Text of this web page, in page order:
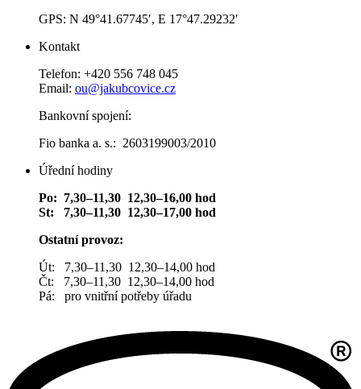
GPS: N 49°41.67745′, E 17°47.29232′
Kontakt
Telefon: +420 556 748 045
Email: ou@jakubcovice.cz
Bankovní spojení:
Fio banka a. s.: 2603199003/2010
Úřední hodiny
Po: 7,30–11,30 12,30–16,00 hod
St: 7,30–11,30 12,30–17,00 hod
Ostatní provoz:
Út: 7,30–11,30 12,30–14,00 hod
Čt: 7,30–11,30 12,30–14,00 hod
Pá: pro vnitřní potřeby úřadu